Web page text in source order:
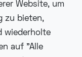
Website, um
zu bieten,
wiederholte
auf "Alle